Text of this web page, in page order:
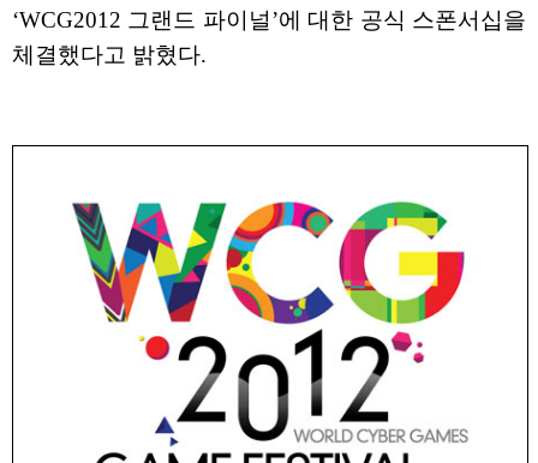
‘WCG2012 그랜드 파이널’에 대한 공식 스폰서십을
체결했다고 밝혔다.